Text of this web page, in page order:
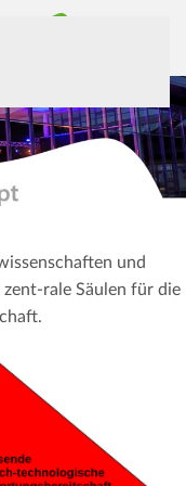
und
rale Säulen für die